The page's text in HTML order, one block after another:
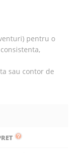
pentru o
sau contor de